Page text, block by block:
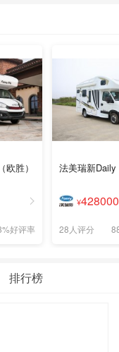
胜）
好评率
法美瑞新
¥428000
28人评分
排行榜